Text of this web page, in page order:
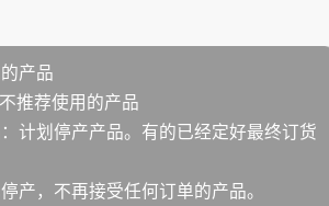
产品
推荐使用的产品
计划停产产品。有的已经定好最终订货
产，不再接受任何订单的产品。